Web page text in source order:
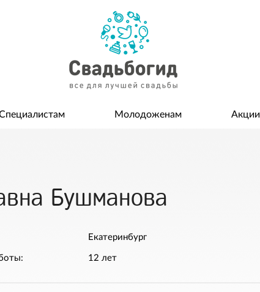
Молодоженам Акции
Бушманова
Екатеринбург
12 лет